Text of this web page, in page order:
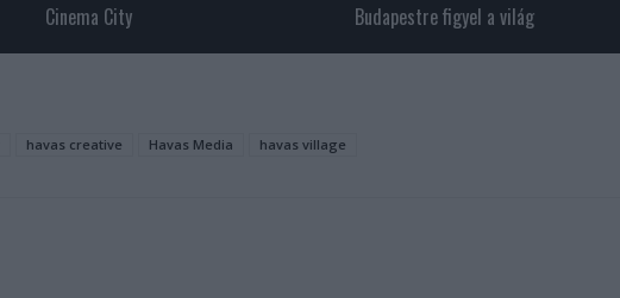
Cinema City
Budapestre figyel a világ
havas creative Havas Media havas village